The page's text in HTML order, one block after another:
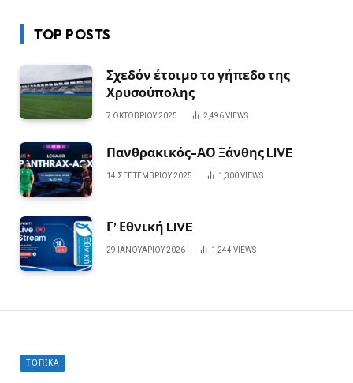
TOP POSTS
Σχεδόν έτοιμο το γήπεδο της
Χρυσούπολης
7 ΟΚΤΩΒΡΊΟΥ 2025 2,496VIEWS
Πανθρακικός-ΑΟ Ξάνθης LIVE
14 ΣΕΠΤΕΜΒΡΊΟΥ 2025 1,300VIEWS
Γ’ Εθνική LIVE
29 ΙΑΝΟΥΑΡΊΟΥ 2026 1,244 VIEWS
ΤΟΠΙΚΆ